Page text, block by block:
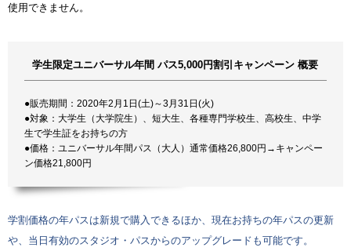
使用できません。
学生限定ユニバーサル年間 パス5,000円割引キャンペーン 概要
●販売期間：2020年2月1日(土)～3月31日(火)
●対象：大学生（大学院生）、短大生、各種専門学校生、高校生、中学
生で学生証をお持ちの方
●価格：ユニバーサル年間パス（大人）通常価格26,800円→キャンペー
ン価格21,800円
学割価格の年パスは新規で購入できるほか、現在お持ちの年パスの更新
や、当日有効のスタジオ・パスからのアップグレードも可能です。